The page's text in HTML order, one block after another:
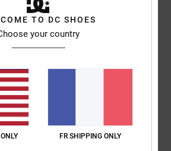
mon fils voulait
5
TO DC SHOES
your country
FR SHIPPING ONLY